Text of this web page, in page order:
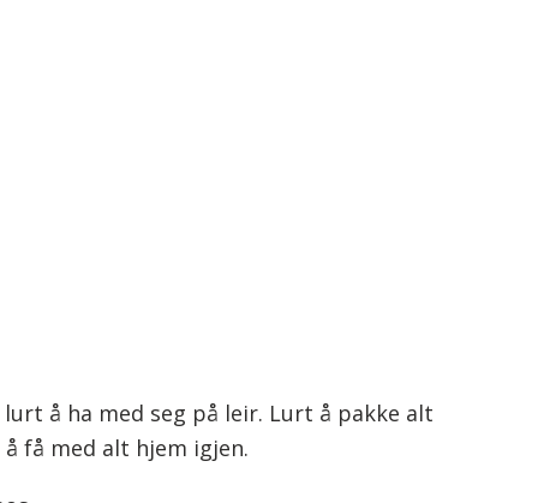
å ha med seg på leir. Lurt å pakke alt
få med alt hjem igjen.